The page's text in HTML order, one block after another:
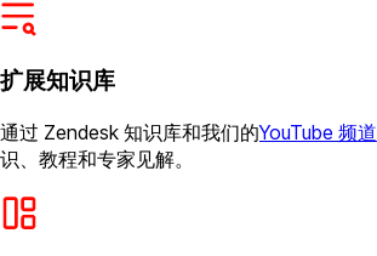
扩展知识库
通过 Zendesk 知识库和我们的YouTube 频道
识、教程和专家见解。